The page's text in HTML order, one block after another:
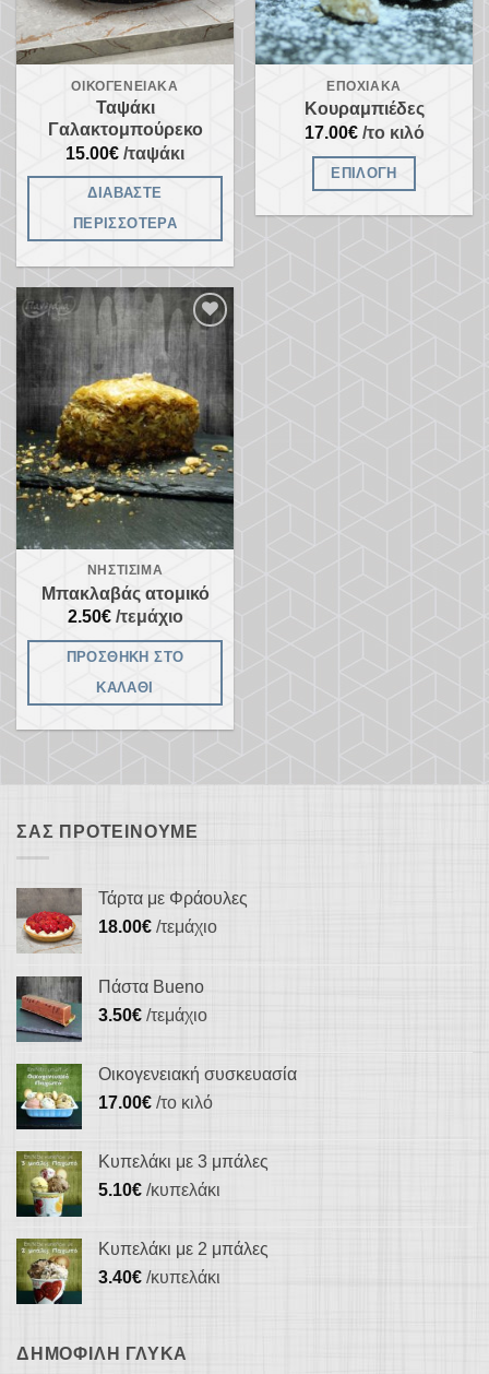
ΟΙΚΟΓΕΝΕΙΑΚΆ
Ταψάκι
Γαλακτομπούρεκο
15.00€ /ταψάκι
ΔΙΑΒΆΣΤΕ
ΠΕΡΙΣΣΌΤΕΡΑ
ΕΠΟΧΙΑΚΆ
Κουραμπιέδες
17.00€/το κιλό
ΕΠΙΛΟΓΉ
Προσθήκη
στα
αγαπημένα
ΝΗΣΤΊΣΙΜΑ
Μπακλαβάς ατομικό
2.50€/τεμάχιο
ΠΡΟΣΘΉΚΗ ΣΤΟ
ΚΑΛΆΘΙ
ΣΑΣ ΠΡΟΤΕΊΝΟΥΜΕ
Τάρτα με Φράουλες
18.00€ /τεμάχιο
Πάστα Bueno
3.50€ /τεμάχιο
Οικογενειακή συσκευασία
17.00€ /το κιλό
Κυπελάκι με 3 μπάλες
5.10€ /κυπελάκι
Κυπελάκι με 2 μπάλες
3.40€ /κυπελάκι
ΔΗΜΟΦΙΛΉ ΓΛΥΚΆ